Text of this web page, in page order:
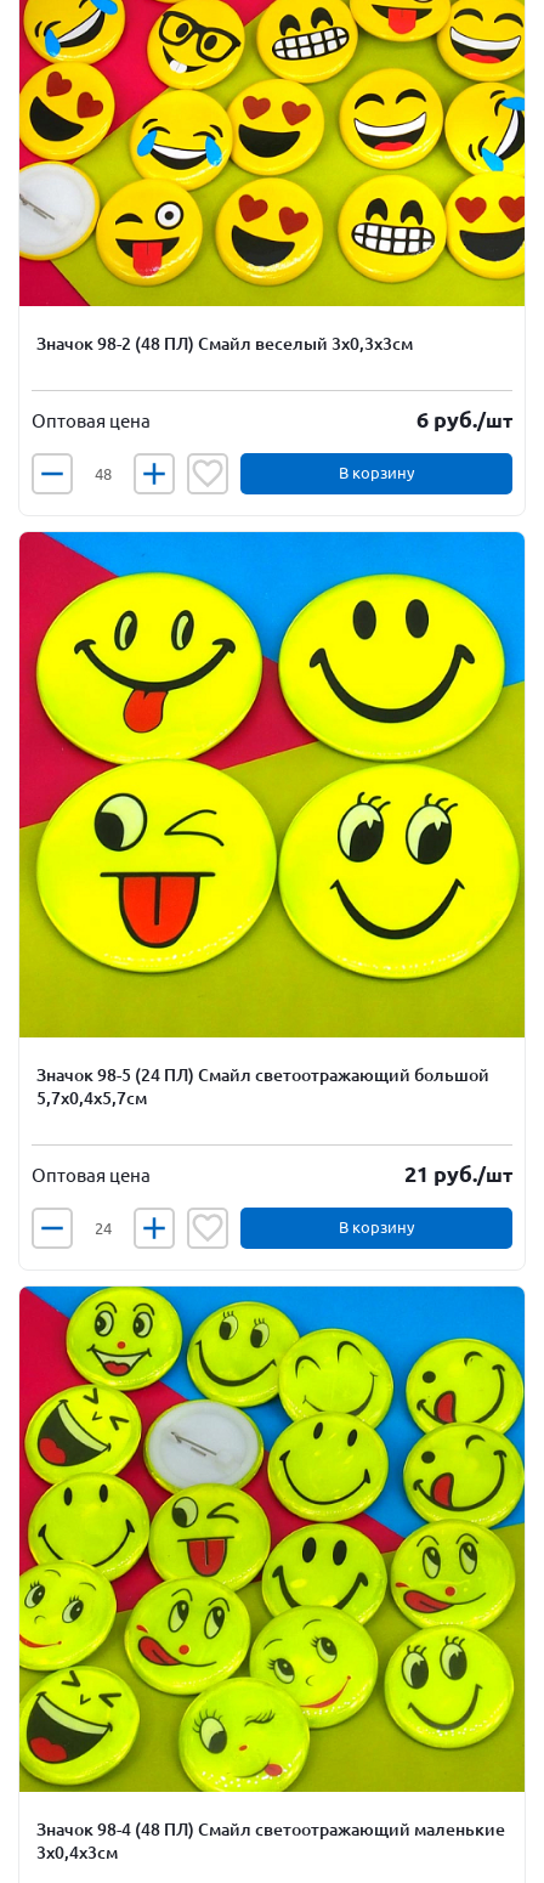
Значок 98-2 (48 ПЛ) Смайл веселый 3х0,3х3см
Оптовая цена 6 руб./шт
В корзину
Значок 98-5 (24 ПЛ) Смайл светоотражающий большой
5,7х0,4х5,7см
Оптовая цена 21 руб./шт
В корзину
Значок 98-4 (48 ПЛ) Смайл светоотражающий маленькие
3х0,4х3см